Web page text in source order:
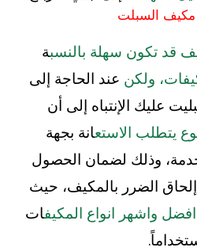
السبلت
قد تكون سهلة بالنسبة
ولكن عند الحاجة إلى
عليك الإنتباه إلى أن
يتطلب الاستعانة بجهة
وذلك لضمان الحصول
الضرر بالمكيف، حيث
واشهر انواع المكيفات